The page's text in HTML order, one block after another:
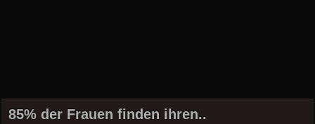
85% der Frauen finden ihren..